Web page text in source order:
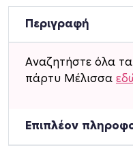
ί
ο
Περιγραφή
Αναζητήστε όλα
πάρτυ Μέλισσα
Επιπλέον